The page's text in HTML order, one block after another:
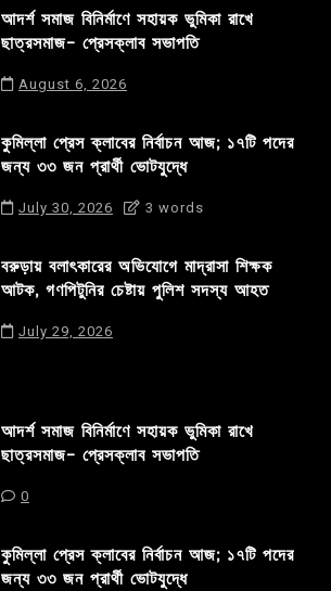
আদর্শ সমাজ বিনির্মাণে সহায়ক ভুমিকা রাখে
ছাত্রসমাজ- প্রেসক্লাব সভাপতি
August 6, 2026
কুমিল্লা প্রেস ক্লাবের নির্বাচন আজ; ১৭টি পদের
জন্য ৩৩ জন প্রার্থী ভোটযুদ্ধে
July 30, 2026 3 words
বরুড়ায় বলাৎকারের অভিযোগে মাদ্রাসা শিক্ষক
আটক, গণপিটুনির চেষ্টায় পুলিশ সদস্য আহত
July 29, 2026
আদর্শ সমাজ বিনির্মাণে সহায়ক ভুমিকা রাখে
ছাত্রসমাজ- প্রেসক্লাব সভাপতি
0
কুমিল্লা প্রেস ক্লাবের নির্বাচন আজ; ১৭টি পদের
জন্য ৩৩ জন প্রার্থী ভোটযুদ্ধে